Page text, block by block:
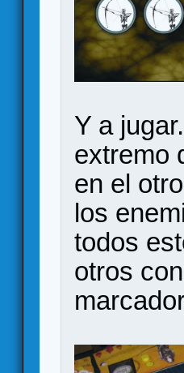
Y a
extremo
en el
los
todos
otros